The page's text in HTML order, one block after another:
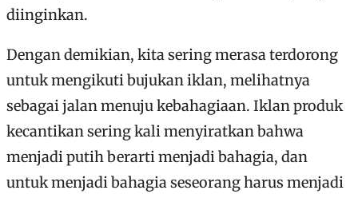
diinginkan.
Dengan demikian, kita sering merasa terdorong
untuk mengikuti bujukan iklan, melihatnya
sebagai jalan menuju kebahagiaan. Iklan produk
kecantikan sering kali menyiratkan bahwa
menjadi putih berarti menjadi bahagia, dan
untuk menjadi bahagia seseorang harus menjadi